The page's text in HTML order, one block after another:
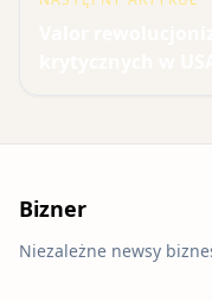
Bizner
Niezależne newsy